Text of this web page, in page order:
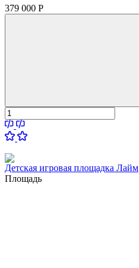
379 000 Р
Детская игровая площадка Лайм
Площадь